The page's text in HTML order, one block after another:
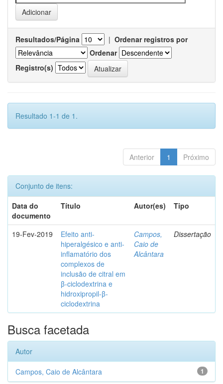
Resultados/Página | Ordenar registros por
Ordenar
Registro(s)
Resultado 1-1 de 1.
Anterior 1 Próximo
Conjunto de itens:
Data do
documento
Título Autor(es) Tipo
19-Fev-2019
Efeito anti-
hiperalgésico e anti-
inflamatório dos
complexos de
inclusão de citral em
β-ciclodextrina e
hidroxipropil-β-
ciclodextrina
Campos,
Caio de
Alcântara
Dissertação
Busca facetada
Autor
1
Campos, Caio de Alcântara